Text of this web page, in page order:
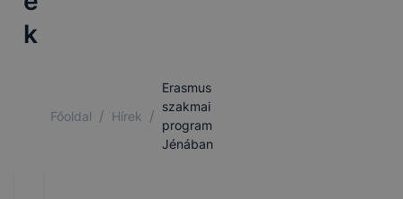
k
Főoldal / Hírek /
Erasmus
szakmai
program
Jénában